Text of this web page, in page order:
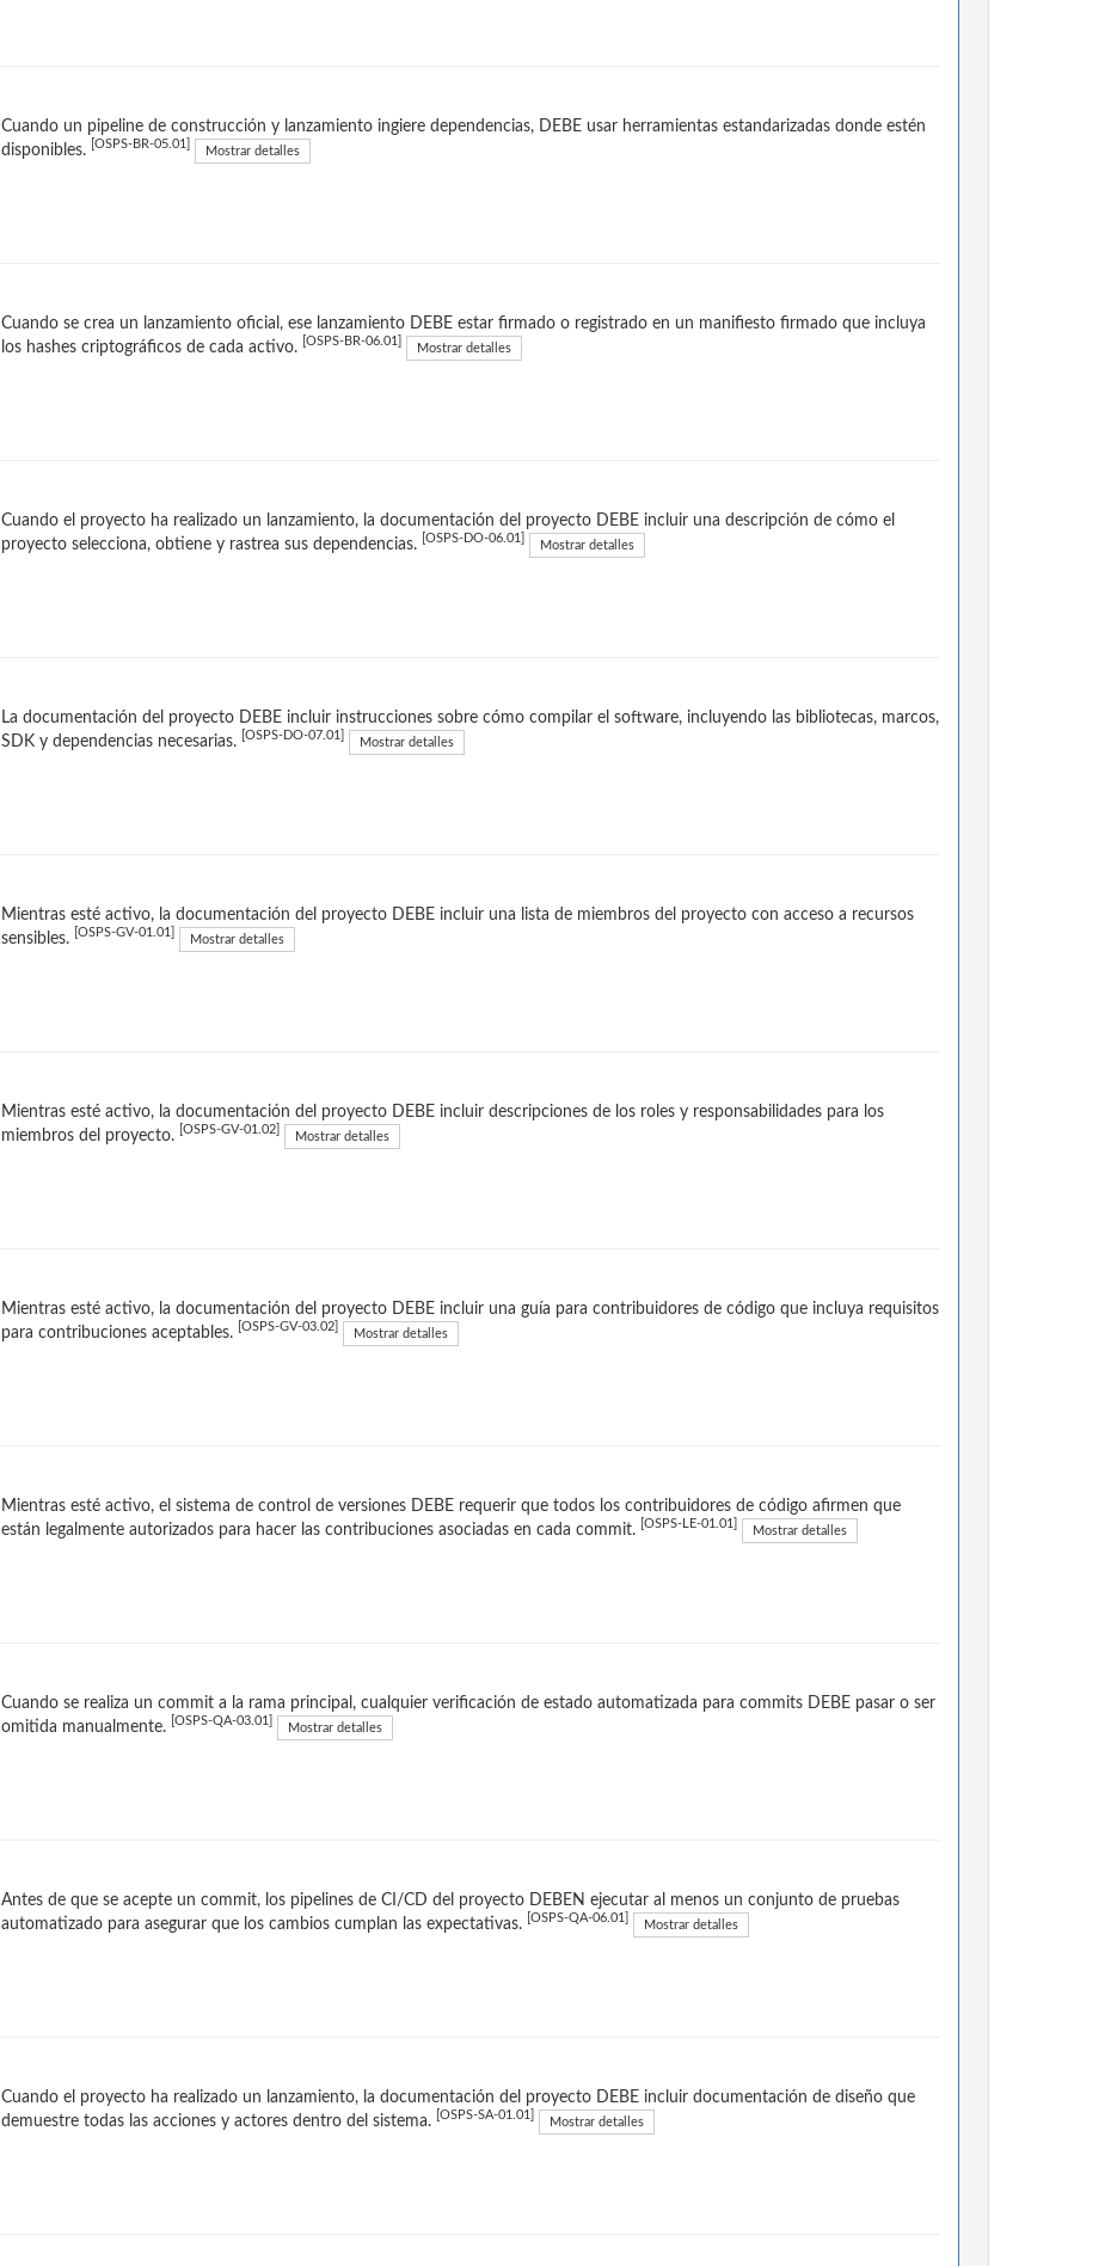
Cuando un pipeline de construcción y lanzamiento ingiere dependencias, DEBE usar herramientas estandarizadas donde estén
disponibles.
[OSPS-BR-05.01] Mostrar detalles
Cuando se crea un lanzamiento oficial, ese lanzamiento DEBE estar firmado o registrado en un manifiesto firmado que incluya
los hashes criptográficos de cada activo.
[OSPS-BR-06.01] Mostrar detalles
Cuando el proyecto ha realizado un lanzamiento, la documentación del proyecto DEBE incluir una descripción de cómo el
proyecto selecciona, obtiene y rastrea sus dependencias.
[OSPS-DO-06.01] Mostrar detalles
La documentación del proyecto DEBE incluir instrucciones sobre cómo compilar el software, incluyendo las bibliotecas, marcos,
SDK y dependencias necesarias.
[OSPS-DO-07.01] Mostrar detalles
Mientras esté activo, la documentación del proyecto DEBE incluir una lista de miembros del proyecto con acceso a recursos
sensibles.
[OSPS-GV-01.01] Mostrar detalles
Mientras esté activo, la documentación del proyecto DEBE incluir descripciones de los roles y responsabilidades para los
miembros del proyecto.
[OSPS-GV-01.02] Mostrar detalles
Mientras esté activo, la documentación del proyecto DEBE incluir una guía para contribuidores de código que incluya requisitos
para contribuciones aceptables.
[OSPS-GV-03.02] Mostrar detalles
Mientras esté activo, el sistema de control de versiones DEBE requerir que todos los contribuidores de código afirmen que
están legalmente autorizados para hacer las contribuciones asociadas en cada commit.
[OSPS-LE-01.01] Mostrar detalles
Cuando se realiza un commit a la rama principal, cualquier verificación de estado automatizada para commits DEBE pasar o ser
omitida manualmente.
[OSPS-QA-03.01] Mostrar detalles
Antes de que se acepte un commit, los pipelines de CI/CD del proyecto DEBEN ejecutar al menos un conjunto de pruebas
automatizado para asegurar que los cambios cumplan las expectativas.
[OSPS-QA-06.01] Mostrar detalles
Cuando el proyecto ha realizado un lanzamiento, la documentación del proyecto DEBE incluir documentación de diseño que
demuestre todas las acciones y actores dentro del sistema.
[OSPS-SA-01.01] Mostrar detalles